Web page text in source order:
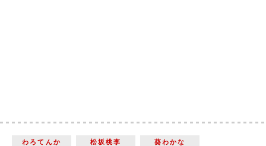
わろてんか 松坂桃李 葵わかな